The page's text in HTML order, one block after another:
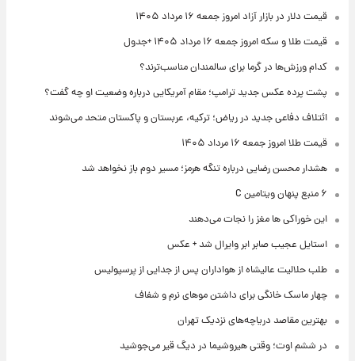
قیمت دلار در بازار آزاد امروز جمعه ۱۶ مرداد ۱۴۰۵
قیمت طلا و سکه امروز جمعه ۱۶ مرداد ۱۴۰۵ +جدول
کدام ورزش‌ها در گرما برای سالمندان مناسب‌ترند؟
پشت پرده عکس جدید ترامپ؛ مقام آمریکایی درباره وضعیت او چه گفت؟
ائتلاف دفاعی جدید در ریاض؛ ترکیه، عربستان و پاکستان متحد می‌شوند
قیمت طلا امروز جمعه ۱۶ مرداد ۱۴۰۵
هشدار محسن رضایی درباره تنگه هرمز؛ مسیر دوم باز نخواهد شد
۶ منبع پنهان ویتامین C
این خوراکی ها مغز را نجات می‌دهند
استایل عجیب صابر ابر وایرال شد + عکس
طلب حلالیت عالیشاه از هواداران پس از جدایی از پرسپولیس
چهار ماسک خانگی برای داشتن موهای نرم و شفاف
بهترین مقاصد دریاچه‌های نزدیک تهران
در ششم اوت؛ وقتی هیروشیما در دیگ قیر می‌جوشید